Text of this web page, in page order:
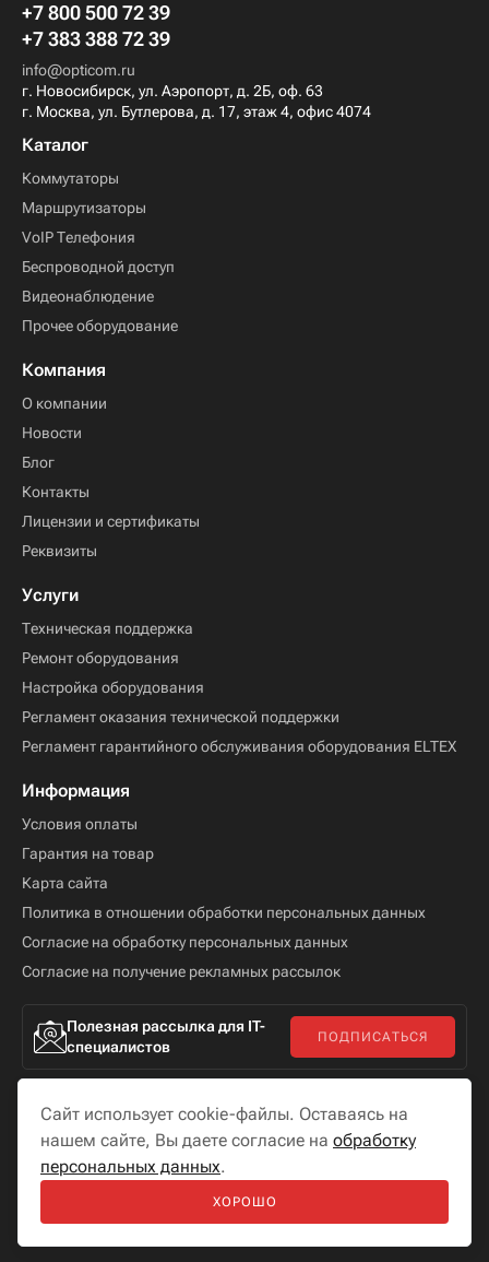
+7 800 500 72 39
+7 383 388 72 39
info@opticom.ru
г. Новосибирск, ул. Аэропорт, д. 2Б, оф. 63
г. Москва, ул. Бутлерова, д. 17, этаж 4, офис 4074
Каталог
Коммутаторы
Маршрутизаторы
VoIP Телефония
Беспроводной доступ
Видеонаблюдение
Прочее оборудование
Компания
О компании
Новости
Блог
Контакты
Лицензии и сертификаты
Реквизиты
Услуги
Техническая поддержка
Ремонт оборудования
Настройка оборудования
Регламент оказания технической поддержки
Регламент гарантийного обслуживания оборудования ELTEX
Информация
Условия оплаты
Гарантия на товар
Карта сайта
Политика в отношении обработки персональных данных
Согласие на обработку персональных данных
Согласие на получение рекламных рассылок
Полезная рассылка для IT-
специалистов
ПОДПИСАТЬСЯ
Мы в соцсетях
Разработка сайта —
«Бутик сайтов»
Сайт использует cookie-файлы. Оставаясь на
нашем сайте, Вы даете согласие на обработку
персональных данных.
ХОРОШО